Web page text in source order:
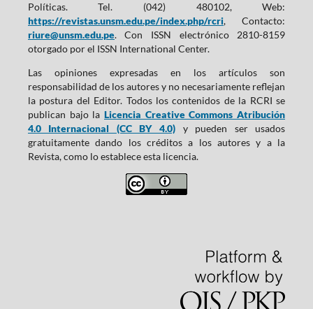
Políticas. Tel. (042) 480102, Web:
https://revistas.unsm.edu.pe/index.php/rcri, Contacto:
riure@unsm.edu.pe. Con ISSN electrónico 2810-8159
otorgado por el ISSN International Center.
Las opiniones expresadas en los artículos son
responsabilidad de los autores y no necesariamente reflejan
la postura del Editor. Todos los contenidos de la RCRI se
publican bajo la Licencia Creative Commons Atribución
4.0 Internacional (CC BY 4.0) y pueden ser usados
gratuitamente dando los créditos a los autores y a la
Revista, como lo establece esta licencia.